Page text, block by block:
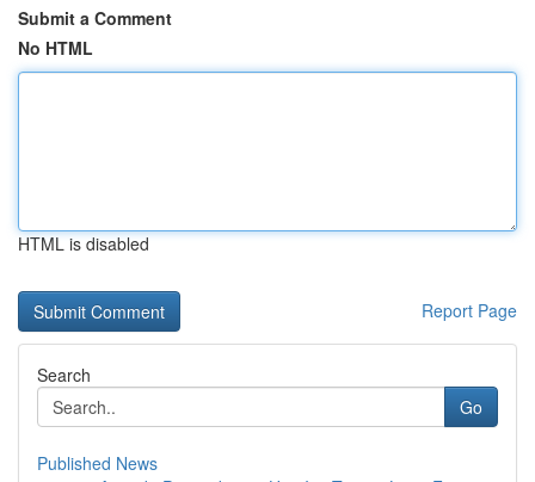
Submit a Comment
No HTML
HTML is disabled
Report Page
Search
Go
Published News